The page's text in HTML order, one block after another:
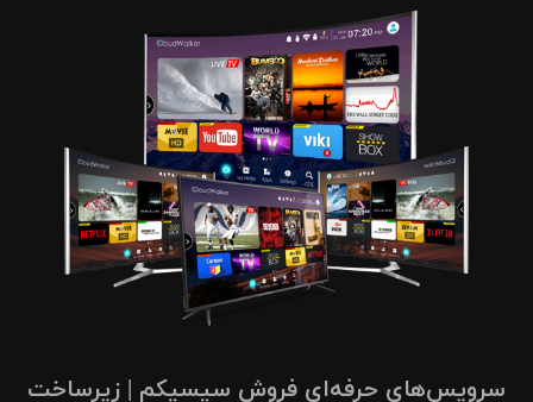
سرویس‌های حرفه‌ای فروش سیسیکم | زیرساخت